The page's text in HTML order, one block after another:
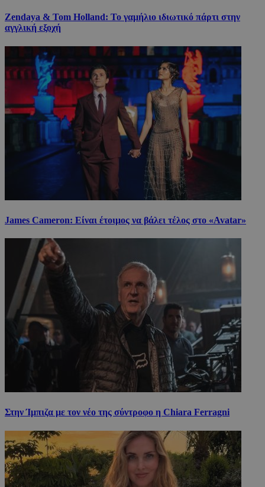
Zendaya & Tom Holland: Το γαμήλιο ιδιωτικό πάρτι στην
αγγλική εξοχή
James Cameron: Είναι έτοιμος να βάλει τέλος στο «Avatar»
Στην Ίμπιζα με τον νέο της σύντροφο η Chiara Ferragni